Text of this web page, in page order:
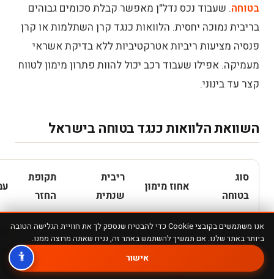
בטוחה. שעבוד נכס נדל"ן מאפשר קבלת סכומים גבוהים
בריבית נמוכה יחסית. הלוואות כנגד קרן השתלמות או קרן
פנסיה מציעות ריביות אטרקטיביות ללא בדיקת אשראי
מעמיקה. אפילו שעבוד רכב יכול להוות פתרון מימון לטווח
קצר עד בינוני.
השוואת הלוואות כנגד בטוחה בישראל
סוג
בטוחה
אחוז מימון
ריבית
שנתית
תקופת
החזר
משווי
עד 20
שנה
אנו משתמשים בקובצי Cookie כדי להבטיח שנספק לך את חוויית הגלישה הטובה
ביותר באתר שלנו. אם תמשיך להשתמש באתר זה, נניח שאתה מרוצה ממנו.
אישור